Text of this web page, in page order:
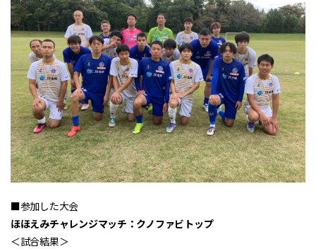
■参加した大会
ほほえみチャレンジマッチ：クノファビトップ
＜試合結果＞